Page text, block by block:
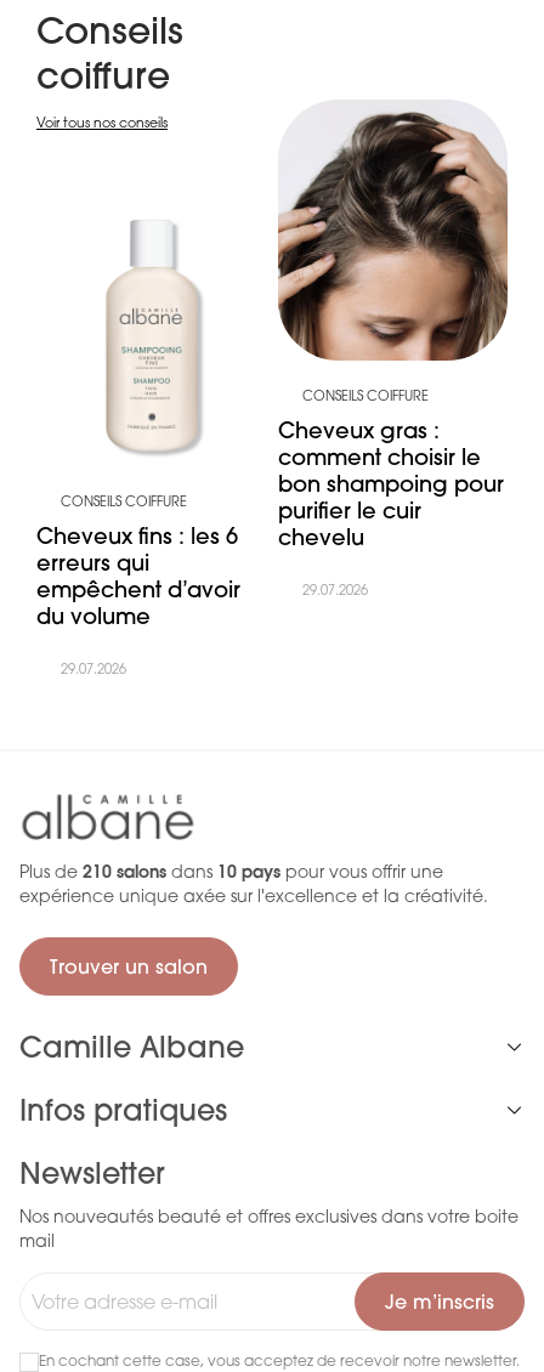
Conseils
coiffure
Voir tous nos conseils
CONSEILS COIFFURE
Cheveux fins : les 6
erreurs qui
empêchent d’avoir
du volume
29.07.2026
CONSEILS COIFFURE
Cheveux gras :
comment choisir le
bon shampoing pour
purifier le cuir
chevelu
29.07.2026
Plus de 210 salons dans 10 pays pour vous offrir une
expérience unique axée sur l'excellence et la créativité.
Trouver un salon
Camille Albane
Infos pratiques
Newsletter
Nos nouveautés beauté et offres exclusives dans votre boite
mail
Je m’inscris
En cochant cette case, vous acceptez de recevoir notre newsletter.